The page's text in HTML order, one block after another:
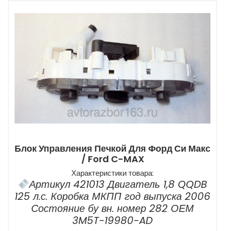
Блок Управления Печкой Для Форд Си Макс
/ Ford C-MAX
Характеристики товара:
Артикул 421013 Двигатель 1,8 QQDB
125 л.с. Коробка МКПП год выпуска 2006
Состояние бу вн. номер 282 ОЕМ
3M5T-19980-AD